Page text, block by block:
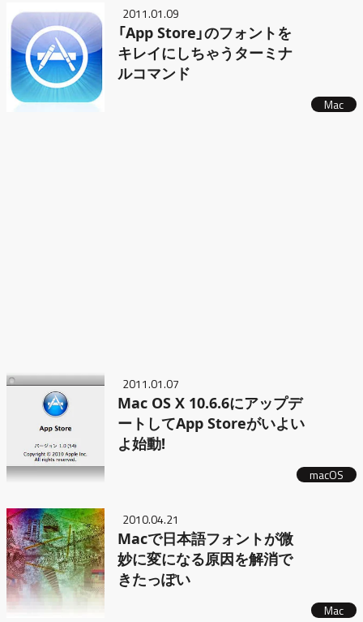
2011.01.09
「App Store」のフォントを
キレイにしちゃうターミナ
ルコマンド
Mac
2011.01.07
Mac OS X 10.6.6にアップデ
ートしてApp Storeがいよい
よ始動!
macOS
2010.04.21
Macで日本語フォントが微
妙に変になる原因を解消で
きたっぽい
Mac